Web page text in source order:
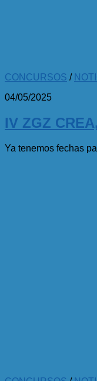
CONCURSOS /
04/05/2025
IV ZGZ
Ya tenemos fechas